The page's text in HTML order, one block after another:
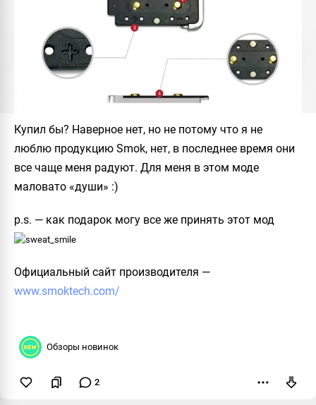
Купил бы? Наверное нет, но не потому что я не
люблю продукцию Smok, нет, в последнее время они
все чаще меня радуют. Для меня в этом моде
маловато «души» :)
p.s. — как подарок могу все же принять этот мод
Официальный сайт производителя —
www.smoktech.com/
Обзоры новинок
2